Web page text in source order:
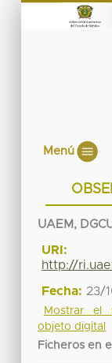
Menú
UAEM,
URI:
http://
Fecha: 23/
Mostrar el
objeto digital
Ficheros en